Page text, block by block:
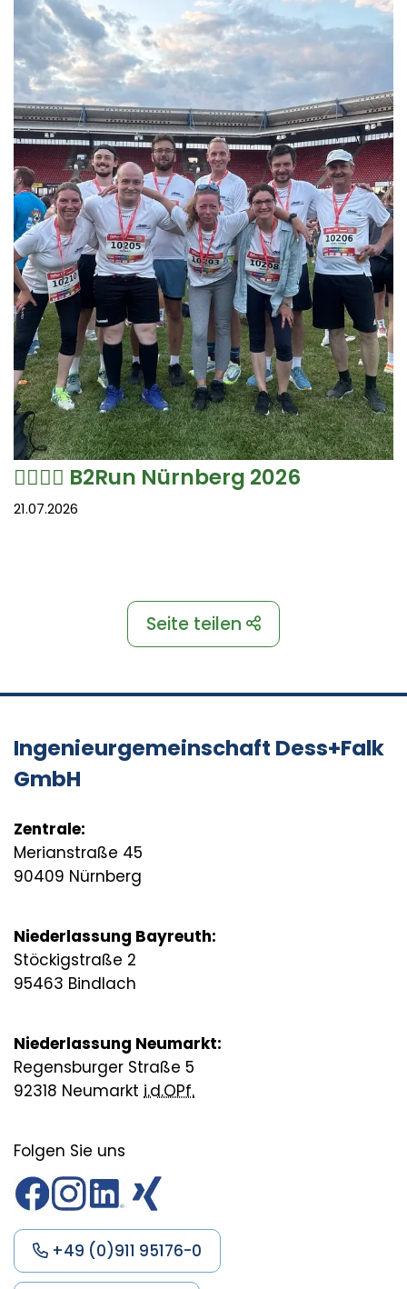
🏃‍♀️🏃‍♂️ B2Run Nürnberg 2026
21.07.2026
Seite teilen
Folgen Sie uns
Ingenieurgemeinschaft Dess+Falk
GmbH
Zentrale:
Merianstraße 45
90409 Nürnberg
Niederlassung Bayreuth:
Stöckigstraße 2
95463 Bindlach
Niederlassung Neumarkt:
Regensburger Straße 5
92318 Neumarkt i.d.OPf.
+49 (0)911 95176-0